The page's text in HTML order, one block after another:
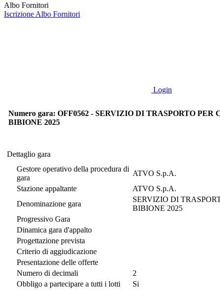
Albo Fornitori
Iscrizione Albo Fornitori
Login
Numero gara: OFF0562 - SERVIZIO DI TRASPORTO PER
BIBIONE 2025
Dettaglio gara
Gestore operativo della procedura di
gara
ATVO S.p.A.
Stazione appaltante
ATVO S.p.A.
Denominazione gara
SERVIZIO DI
BIBIONE 2025
Progressivo Gara
Dinamica gara d'appalto
Progettazione prevista
Criterio di aggiudicazione
Presentazione delle offerte
Numero di decimali
2
Obbligo a partecipare a tutti i lotti
Si